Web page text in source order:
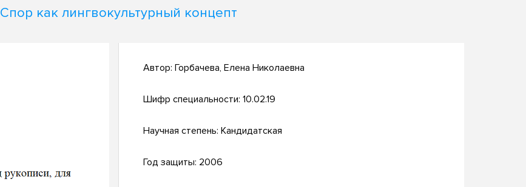
Спор как лингвокультурный концепт
Автор: Горбачева, Елена Николаевна
Шифр специальности: 10.02.19
Научная степень: Кандидатская
Год защиты: 2006